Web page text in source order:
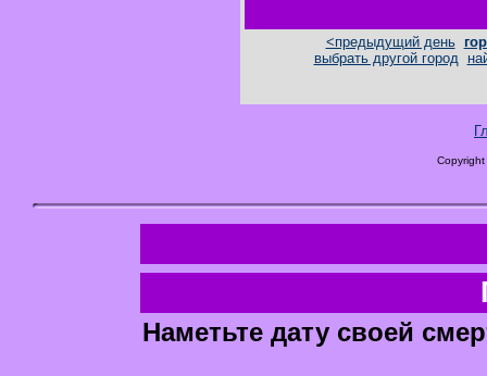
<предыдущий день
выбрать другой город
Наметьте дату своей